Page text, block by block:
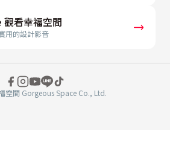
觀看幸福空間
用的設計影音
空間 Gorgeous Space Co., Ltd.